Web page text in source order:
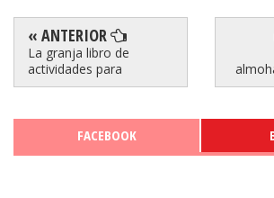
« ANTERIOR
La granja libro de
actividades para
FACEBOOK